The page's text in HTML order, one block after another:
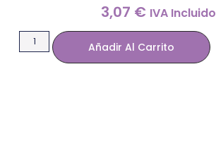
3,07 € IVA Incluido
Añadir Al Carrito